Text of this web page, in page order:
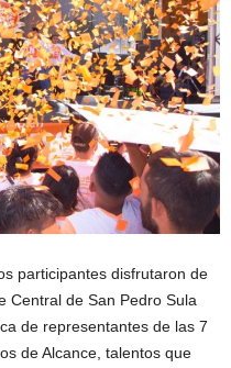
participantes disfrutaron de
Central de San Pedro Sula
de representantes de las 7
de Alcance, talentos que